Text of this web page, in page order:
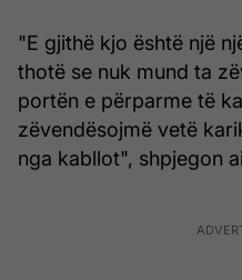
"E gjithë kjo është një
thotë se nuk mund ta
portën e përparme të
zëvendësojmë vetë
nga kabllot", shpjegon